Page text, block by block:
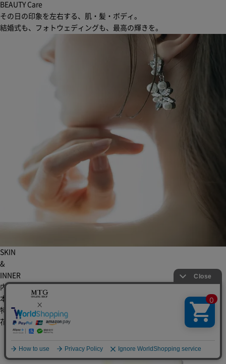
BEAUTY Care
その日の印象を左右する、肌・髪・ボディ。
結婚式も、フォトウェディングも、最高の輝きを。
SKIN
&
INNER
内側と外側のケアで、
本来のすこやかさを引き出す。
特別な1日を、自分らしく輝くために。
花嫁インナーケアセット